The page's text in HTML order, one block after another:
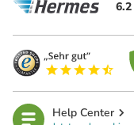
Help Center